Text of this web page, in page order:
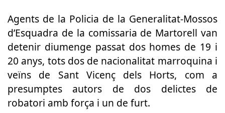
Agents de la Policia de la Generalitat-Mossos
d’Esquadra de la comissaria de Martorell van
detenir diumenge passat dos homes de 19 i
20 anys, tots dos de nacionalitat marroquina i
veïns de Sant Vicenç dels Horts, com a
presumptes autors de dos delictes de
robatori amb força i un de furt.